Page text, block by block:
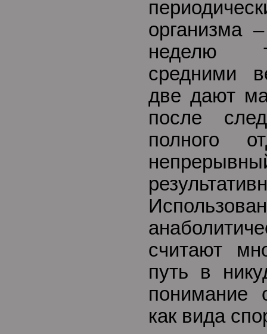
организма
неделю
средними
две дают
после
полного
считают
путь в
понимание
как вида